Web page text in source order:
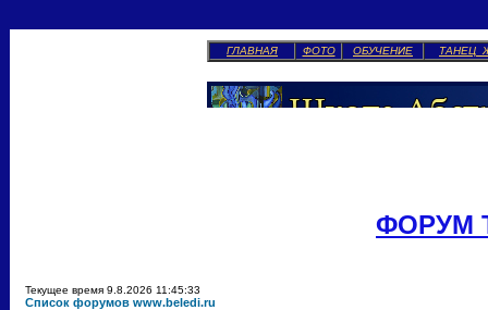
ГЛАВНАЯ ФОТО ОБУЧЕНИЕ ТАНЕЦ
ФОРУМ
Текущее время 9.8.2026 11:45:33
Список форумов www.beledi.ru